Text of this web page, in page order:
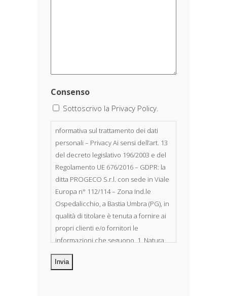
Consenso
Sottoscrivo la Privacy Policy.
nformativa sul trattamento dei dati
personali – Privacy Ai sensi dell’art. 13
del decreto legislativo 196/2003 e del
Regolamento UE 676/2016 – GDPR: la
ditta PROGECO S.r.l. con sede in Viale
Europa n° 112/114 – Zona Ind.le
Ospedalicchio, a Bastia Umbra (PG), in
qualità di titolare è tenuta a fornire ai
propri clienti e/o fornitori le
informazioni che seguono. 1. Natura
dei dati personali Costituiscono
oggetto di trattamento i Suoi dati